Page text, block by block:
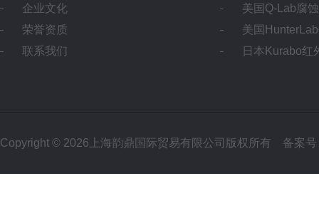
企业文化
荣誉资质
联系我们
美国Q-Lab腐
美国
日本Kurabo红
Copyright © 2026上海韵鼎国际贸易有限公司版权所有 备案